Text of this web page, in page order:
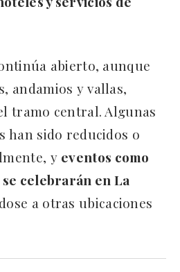
abierto, aunque
andamios y vallas,
tramo central. Algunas
han sido reducidos o
y eventos como
celebrarán en La
a otras ubicaciones